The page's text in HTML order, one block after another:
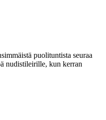
puolituntista seuraa
nudistileirille, kun kerran